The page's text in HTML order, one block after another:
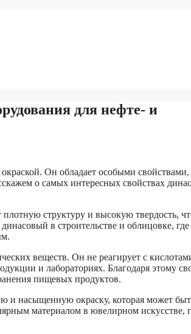
для нефте- и
Он обладает особыми свойствами,
о самых интересных свойствах
структуру и высокую твердость,
в строительстве и облицовке, где
веществ. Он не реагирует с
и лабораториях. Благодаря этому
пищевых продуктов.
и насыщенную окраску, которая может
материалом в ювелирном искусстве,